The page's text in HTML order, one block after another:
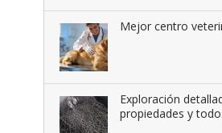
Mejor centro
Exploración
propiedades y